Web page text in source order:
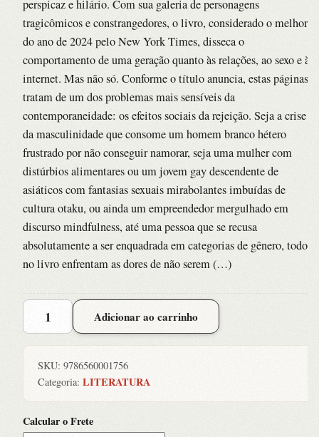
perspicaz e hilário. Com sua galeria de personagens
tragicômicos e constrangedores, o livro, considerado o melhor
do ano de 2024 pelo New York Times, disseca o
comportamento de uma geração quanto às relações, ao sexo e à
internet. Mas não só. Conforme o título anuncia, estas páginas
tratam de um dos problemas mais sensíveis da
contemporaneidade: os efeitos sociais da rejeição. Seja a crise
da masculinidade que consome um homem branco hétero
frustrado por não conseguir namorar, seja uma mulher com
distúrbios alimentares ou um jovem gay descendente de
asiáticos com fantasias sexuais mirabolantes imbuídas de
cultura otaku, ou ainda um empreendedor mergulhado em
discurso mindfulness, até uma pessoa que se recusa
absolutamente a ser enquadrada em categorias de gênero, todos
no livro enfrentam as dores de não serem (…)
Rejeicao
quantidade
Adicionar ao carrinho
SKU: 9786560001756
Categoria: LITERATURA
Calcular o Frete